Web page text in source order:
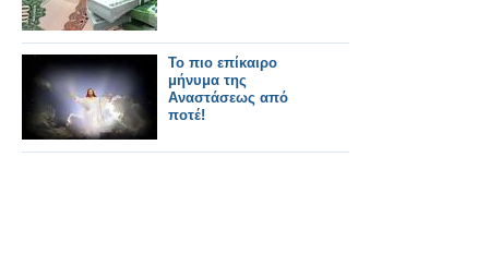
Το πιο επίκαιρο
μήνυμα της
Αναστάσεως από
ποτέ!